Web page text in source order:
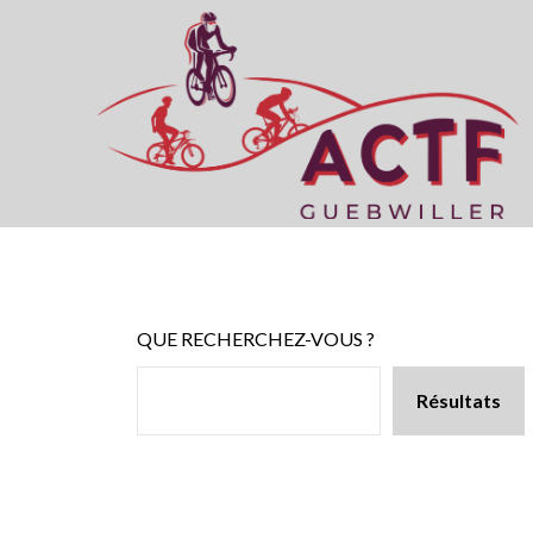
QUE RECHERCHEZ-VOUS ?
Résultats